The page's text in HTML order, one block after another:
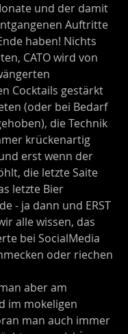
und der damit
Auftritte
haben! Nichts
CATO wird von
Cocktails gestärkt
(oder bei Bedarf
die Technik
krückenartig
erst wenn der
die letzte Saite
letzte Bier
- ja dann und ERST
alle wissen, das
bei SocialMedia
oder riechen
aber am
im mokeligen
man auch immer